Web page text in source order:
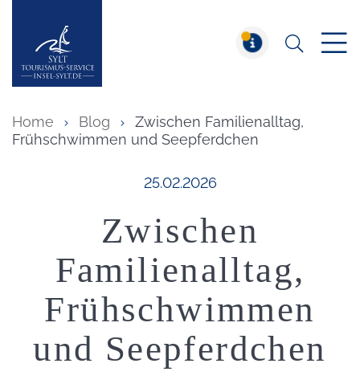
Insel Sylt Suchen
Home Blog
Zwischen Familienalltag,
Frühschwimmen und Seepferdchen
Veröffentlicht am:
25.02.2026
Zwischen
Familienalltag,
Frühschwimmen
und Seepferdchen